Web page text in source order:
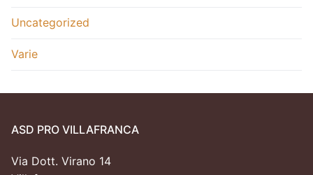
Uncategorized
Varie
ASD PRO VILLAFRANCA
Via Dott. Virano 14